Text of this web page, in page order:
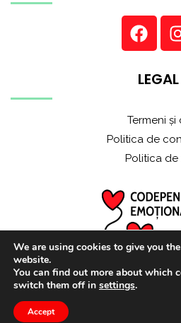
LEGAL
Termeni și
Politica de
Politica de
We are using cookies to give you
website.
You can find out more about which
switch them off in settings.
Accept